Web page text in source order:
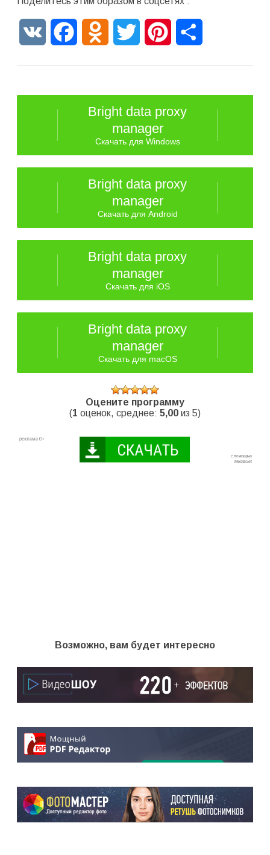
VK FacebookOdnoklassniki
Twitter Pinterest
Bright data proxy
manager
Скачать для Windows
Bright data proxy
manager
Скачать для Android
Bright data proxy
manager
Скачать для iOS
Bright data proxy
manager
Скачать для macOS
Оцените программу
(1 оценок, среднее: 5,00 из 5)
Возможно, вам будет интересно